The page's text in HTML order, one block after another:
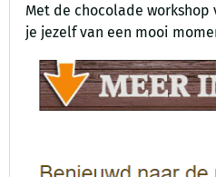
Met de chocolade workshop
je jezelf van een mooi